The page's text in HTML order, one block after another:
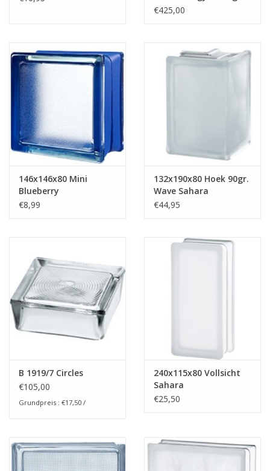
1.4
€425,00
146x146x80 Mini
Blueberry
€8,99
132x190x80 Hoek 90gr.
Wave Sahara
€44,95
B 1919/7 Circles
€105,00
Grundpreis : €17,50 /
240x115x80 Vollsicht
Sahara
€25,50